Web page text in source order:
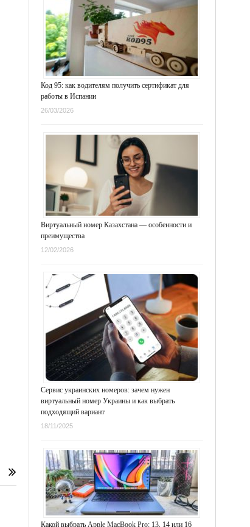
Код 95: как водителям получить сертификат для
работы в Испании
26/03/2026
Виртуальный номер Казахстана — особенности и
преимущества
12/02/2026
Сервис украинских номеров: зачем нужен
виртуальный номер Украины и как выбрать
подходящий вариант
18/11/2025
Какой выбрать Apple MacBook Pro: 13, 14 или 16